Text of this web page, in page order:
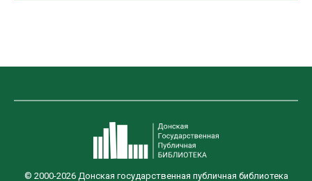
© 2000-2026 Донская государственная публичная библиотека